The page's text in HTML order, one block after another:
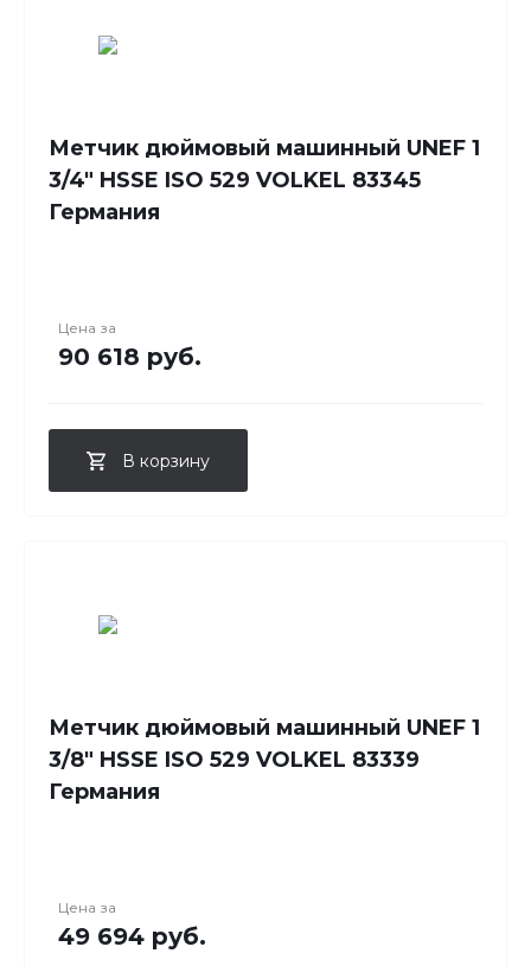
Метчик дюймовый машинный UNEF 1
3/4" HSSE ISO 529 VOLKEL 83345
Германия
Цена за
90 618 руб.
В корзину
Метчик дюймовый машинный UNEF 1
3/8" HSSE ISO 529 VOLKEL 83339
Германия
Цена за
49 694 руб.